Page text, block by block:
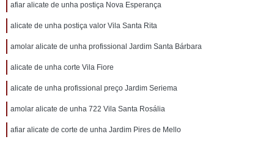
afiar alicate de unha postiça Nova Esperança
alicate de unha postiça valor Vila Santa Rita
amolar alicate de unha profissional Jardim Santa Bárbara
alicate de unha corte Vila Fiore
alicate de unha profissional preço Jardim Seriema
amolar alicate de unha 722 Vila Santa Rosália
afiar alicate de corte de unha Jardim Pires de Mello